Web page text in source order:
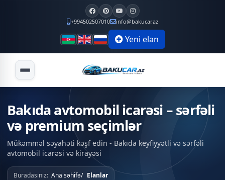
+994502507010 info@bakucar.az
Yeni elan
Bakıda avtomobil icarəsi – sərfəli
və premium seçimlər
Mükəmməl səyahəti kəşf edin - Bakıda keyfiyyətli və sərfəli
avtomobil icarəsi və kirayəsi
Buradasınız: Ana səhifə Elanlar